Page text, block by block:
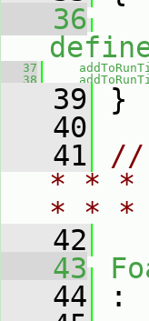
   36
   37
   38
   39
}
   40
   41
//
* * *
* *
   42
   43
   44
: